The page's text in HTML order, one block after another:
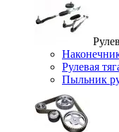
Рулевая
Пыльник